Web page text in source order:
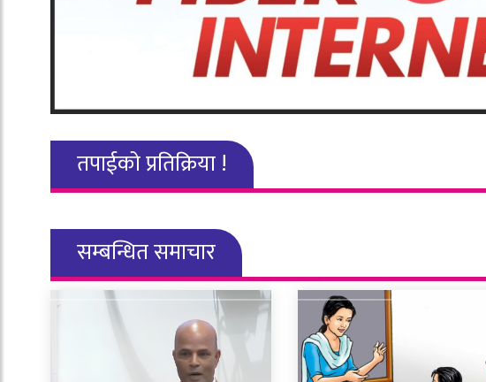
तपाईको प्रतिक्रिया !
सम्बन्धित समाचार